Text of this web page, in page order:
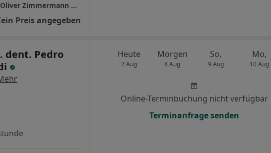
Zahnärzte in Wuppertal Dres. Oliver Zimmermann und Berit Zimmermann
Preis angegeben
dent. Pedro
Heute
7 Aug
Morgen
8 Aug
So,
9 Aug
Mo,
10 Aug
Online-Terminbuchung nicht verfügbar
Terminanfrage senden